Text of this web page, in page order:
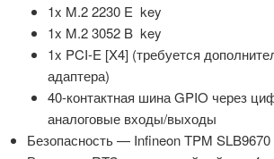
1x M.2 2230 E key
1x M.2 3052 B key
1x PCI-E [X4] (требуется
адаптера)
40-контактная шина GPIO через
аналоговые входы/выходы
Безопасность — Infineon TPM SLB9670